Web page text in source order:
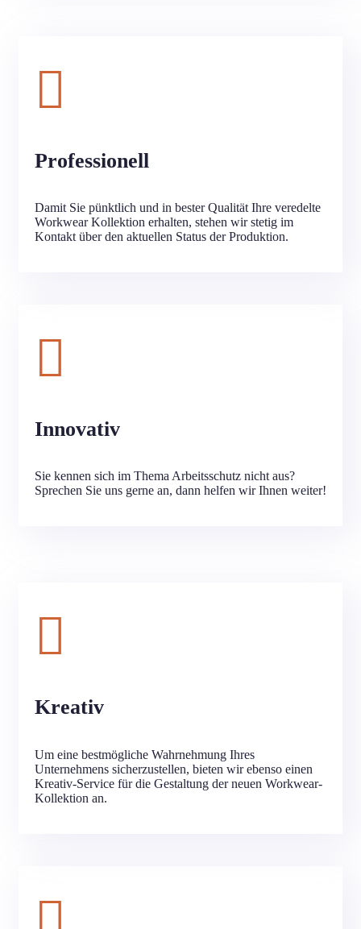
Professionell
Damit Sie pünktlich und in bester Qualität Ihre veredelte
Workwear Kollektion erhalten, stehen wir stetig im
Kontakt über den aktuellen Status der Produktion.
Innovativ
Sie kennen sich im Thema Arbeitsschutz nicht aus?
Sprechen Sie uns gerne an, dann helfen wir Ihnen weiter!
Kreativ
Um eine bestmögliche Wahrnehmung Ihres
Unternehmens sicherzustellen, bieten wir ebenso einen
Kreativ-Service für die Gestaltung der neuen Workwear-
Kollektion an.